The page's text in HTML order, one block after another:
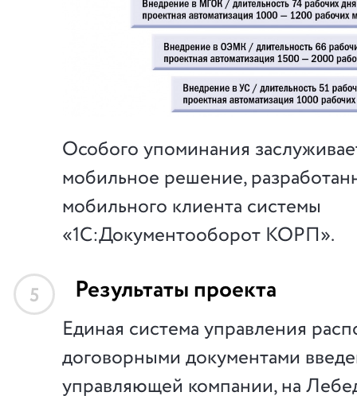
Особого упоминания
мобильное решение,
мобильного клиента системы
«1С:Документооборот КОРП».
5 Результаты проекта
Единая система управления
договорными документами
управляющей компании, на